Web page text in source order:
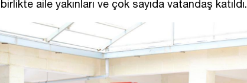
aile yakınları ve çok sayıda vatandaş katıldı.